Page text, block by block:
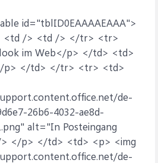
id="tblID0EAAAAEAAA">
<td /> <td /> </tr> <tr>
im Web</p> </td> <td>
p> </td> </tr> <tr> <td>
de-
26b6-4032-ae8d-
alt="In Posteingang
> </p> </td> <td> <p> <img
de-